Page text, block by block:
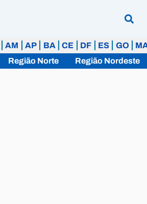
AM AP BA CE DF ES GO
Região Norte
Região Nordeste